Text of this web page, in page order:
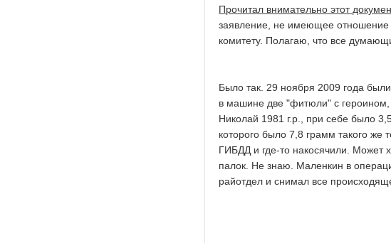
Прочитал внимательно этот
заявление, не имеющее отношение
комитету. Полагаю, что все
Было так. 29 ноября 2009 года
в машине две "фитюли" с героином,
Николай 1981 г.р., при себе было
которого было 7,8 грамм такого же
ГИБДД и где-то накосячили. Может
палок. Не знаю. Маленкин в
райотдел и снимал все